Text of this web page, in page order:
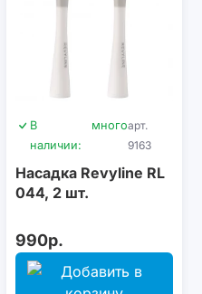
В
наличии:
многоарт.
9163
Насадка Revyline RL
044, 2 шт.
990р.